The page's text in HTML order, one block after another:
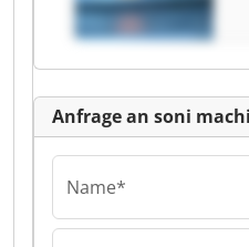
Anfrage an soni
Name*